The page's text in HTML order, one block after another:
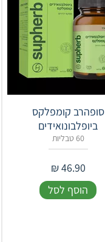
סופהרב קומפלקס
ביופלבונואידים
60 טבליות
46.90
₪
הוסף לסל